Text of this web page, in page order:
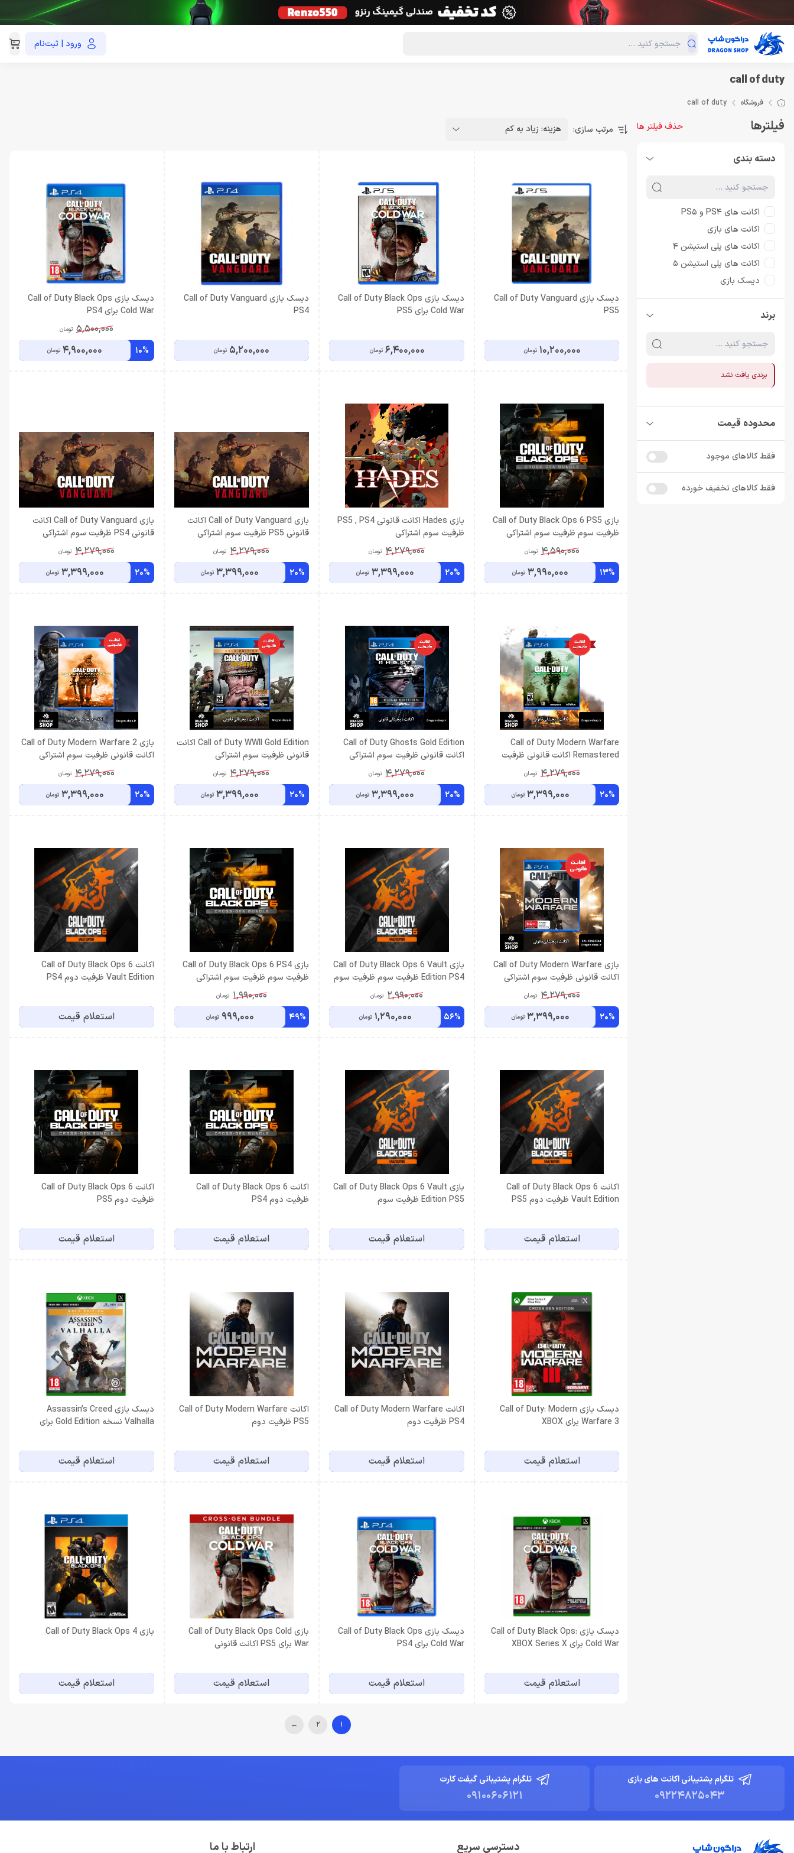
ورود | ثبت‌نام دسته‌بندی محصولات فروش ویژه 021-91035390
call of duty
فروشگاه call of duty
فیلترها حذف فیلتر ها
دسته بندی
اکانت های PS4 و PS5
اکانت های بازی
اکانت های پلی استیشن 4
اکانت های پلی استیشن 5
دیسک بازی
دیسک بازی PS4
برند
برندی یافت نشد
محدوده قیمت
فقط کالاهای موجود
فقط کالاهای تخفیف خورده
مرتب سازی: هزینه: زیاد به کم
دیسک بازی Call of Duty Vanguard
PS5
10,200,000 تومان
دیسک بازی Call of Duty Black Ops
Cold War برای PS5
6,400,000 تومان
دیسک بازی Call of Duty Vanguard
PS4
5,200,000 تومان
دیسک بازی Call of Duty Black Ops
Cold War برای PS4
5,500,000 تومان
10%
4,900,000 تومان
بازی Call of Duty Black Ops 6 PS5
ظرفيت سوم ظرفیت سوم اشتراکی
4,590,000 تومان
13%
3,990,000 تومان
بازی Hades اکانت قانونی PS5 , PS4
ظرفیت سوم اشتراکی
4,279,000 تومان
20%
3,399,000 تومان
بازی Call of Duty Vanguard اکانت
قانونی PS5 ظرفیت سوم اشتراکی
4,279,000 تومان
20%
3,399,000 تومان
بازی Call of Duty Vanguard اکانت
قانونی PS4 ظرفیت سوم اشتراکی
4,279,000 تومان
20%
3,399,000 تومان
Call of Duty Modern Warfare
Remastered اکانت قانونی ظرفیت
سوم اشتراکی4,279,000 تومان
20%
3,399,000 تومان
Call of Duty Ghosts Gold Edition
اکانت قانونی ظرفیت سوم اشتراکی
4,279,000 تومان
20%
3,399,000 تومان
Call of Duty WWII Gold Edition اکانت
قانونی ظرفیت سوم اشتراکی
4,279,000 تومان
20%
3,399,000 تومان
بازی Call of Duty Modern Warfare 2
اکانت قانونی ظرفیت سوم اشتراکی
4,279,000 تومان
20%
3,399,000 تومان
بازی Call of Duty Modern Warfare
اکانت قانونی ظرفیت سوم اشتراکی
4,279,000 تومان
20%
3,399,000 تومان
بازی Call of Duty Black Ops 6 Vault
Edition PS4 ظرفيت سوم ظرفیت سوم
2,990,000 تومان
56%
1,290,000 تومان
بازی Call of Duty Black Ops 6 PS4
ظرفيت سوم ظرفیت سوم اشتراکی
1,990,000 تومان
49%
999,000 تومان
اكانت Call of Duty Black Ops 6
Vault Edition ظرفيت دوم PS4
استعلام قیمت
اكانت Call of Duty Black Ops 6
Vault Edition ظرفيت دوم PS5
استعلام قیمت
بازی Call of Duty Black Ops 6 Vault
Edition PS5 ظرفيت سوم
استعلام قیمت
اكانت Call of Duty Black Ops 6
ظرفيت دوم PS4
استعلام قیمت
اكانت Call of Duty Black Ops 6
ظرفيت دوم PS5
استعلام قیمت
دیسک بازی Call of Duty: Modern
Warfare 3 برای XBOX
استعلام قیمت
اکانت Call of Duty Modern Warfare
PS4 ظرفیت دوم
استعلام قیمت
اکانت Call of Duty Modern Warfare
PS5 ظرفیت دوم
استعلام قیمت
دیسک بازی Assassin’s Creed
Valhalla نسخه Gold Edition برای
استعلام قیمت
دیسک بازی Call of Duty Black Ops:
Cold War برای XBOX Series X
استعلام قیمت
دیسک بازی Call of Duty Black Ops
Cold War برای PS4
استعلام قیمت
بازی Call of Duty Black Ops Cold
War برای PS5 اکانت قانونی
استعلام قیمت
بازی Call of Duty Black Ops 4
استعلام قیمت
1
2
←
تلگرام پشتیبانی اکانت های بازی
09224825043
تلگرام پشتیبانی گیفت کارت
09100606121
دسترسی سریع ارتباط با ما